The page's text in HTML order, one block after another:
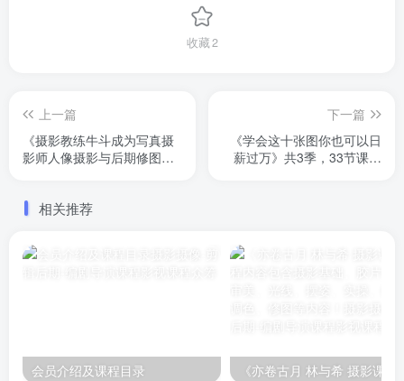
收藏2
上一篇
《摄影教练牛斗成为写真摄
影师人像摄影与后期修图调
期修图调色。非常实操
下一篇
《学会这十张图你也可以日
薪过万》共3季，33节课，
相关推荐
会员介绍及课程目录